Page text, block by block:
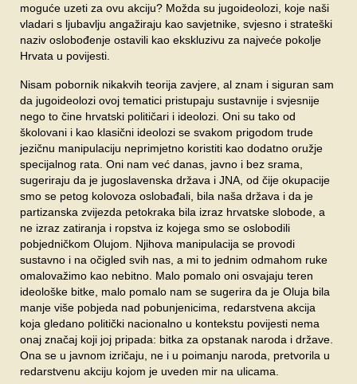
moguće uzeti za ovu akciju? Možda su jugoideolozi, koje naši
vladari s ljubavlju angažiraju kao savjetnike, svjesno i strateški
naziv oslobođenje ostavili kao ekskluzivu za najveće pokolje
Hrvata u povijesti.
Nisam pobornik nikakvih teorija zavjere, al znam i siguran sam
da jugoideolozi ovoj tematici pristupaju sustavnije i svjesnije
nego to čine hrvatski političari i ideolozi. Oni su tako od
školovani i kao klasični ideolozi se svakom prigodom trude
jezičnu manipulaciju neprimjetno koristiti kao dodatno oružje
specijalnog rata. Oni nam već danas, javno i bez srama,
sugeriraju da je jugoslavenska država i JNA, od čije okupacije
smo se petog kolovoza oslobađali, bila naša država i da je
partizanska zvijezda petokraka bila izraz hrvatske slobode, a
ne izraz zatiranja i ropstva iz kojega smo se oslobodili
pobjedničkom Olujom. Njihova manipulacija se provodi
sustavno i na očigled svih nas, a mi to jednim odmahom ruke
omalovažimo kao nebitno. Malo pomalo oni osvajaju teren
ideološke bitke, malo pomalo nam se sugerira da je Oluja bila
manje više pobjeda nad pobunjenicima, redarstvena akcija
koja gledano politički nacionalno u kontekstu povijesti nema
onaj značaj koji joj pripada: bitka za opstanak naroda i države.
Ona se u javnom izričaju, ne i u poimanju naroda, pretvorila u
redarstvenu akciju kojom je uveden mir na ulicama.